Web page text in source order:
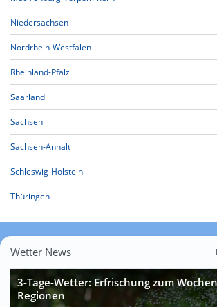
Niedersachsen
Nordrhein-Westfalen
Rheinland-Pfalz
Saarland
Sachsen
Sachsen-Anhalt
Schleswig-Holstein
Thüringen
Wetter News
3-Tage-Wetter: Erfrischung zum
Regionen